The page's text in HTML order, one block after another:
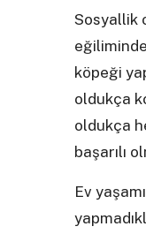
Sosyallik
köpeği
oldukça
oldukça
başarılı
Ev